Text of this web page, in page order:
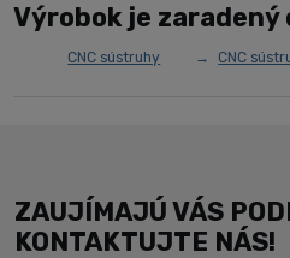
Výrobok je zaradený
CNC sústruhy CNC
ZAUJÍMAJÚ VÁS
KONTAKTUJTE NÁS!